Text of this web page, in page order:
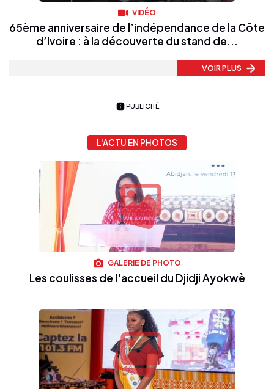
VIDÉO
65ème anniversaire de l’indépendance de la Côte
d’Ivoire : à la découverte du stand de...
VOIR PLUS
PUBLICITÉ
L'ACTU EN PHOTOS
GALERIE DE PHOTO
Les coulisses de l'accueil du Djidji Ayokwè